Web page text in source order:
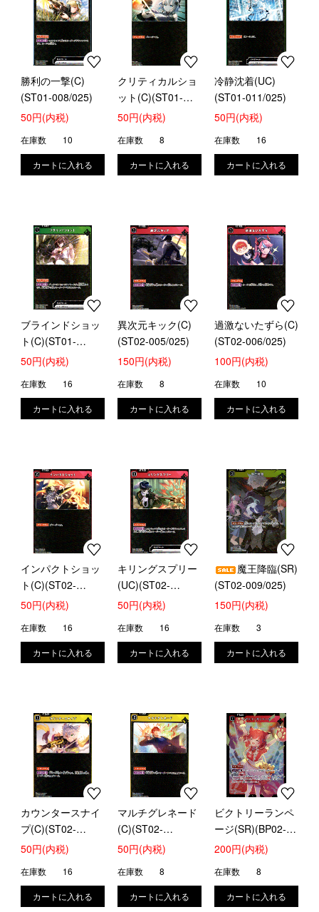
勝利の一撃(C)
(ST01-008/025)
50円(内税)
在庫数 10
クリティカルショ
ット(C)(ST01-
010/025)
50円(内税)
在庫数 8
冷静沈着(UC)
(ST01-011/025)
50円(内税)
在庫数 16
ブラインドショッ
ト(C)(ST01-
012/025)
50円(内税)
在庫数 16
異次元キック(C)
(ST02-005/025)
150円(内税)
在庫数 8
過激ないたずら(C)
(ST02-006/025)
100円(内税)
在庫数 10
インパクトショッ
ト(C)(ST02-
007/025)
50円(内税)
在庫数 16
キリングスプリー
(UC)(ST02-
008/025)
50円(内税)
在庫数 16
魔王降臨(SR)
(ST02-009/025)
150円(内税)
在庫数 3
カウンタースナイ
プ(C)(ST02-
010/025)
50円(内税)
在庫数 16
マルチグレネード
(C)(ST02-
011/025)
50円(内税)
在庫数 8
ビクトリーランペ
ージ(SR)(BP02-
017/082)
200円(内税)
在庫数 8